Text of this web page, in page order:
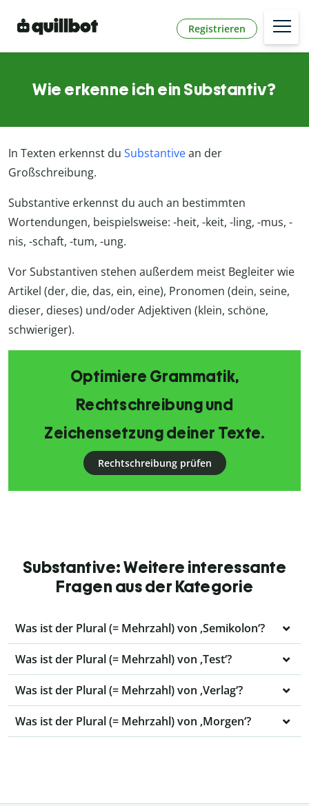
Registrieren
Wie erkenne ich ein Substantiv?
In Texten erkennst du Substantivean der
Großschreibung.
Substantive erkennst du auch an bestimmten
Wortendungen, beispielsweise: -heit, -keit, -ling, -mus, -
nis, -schaft, -tum, -ung.
Vor Substantiven stehen außerdem meist Begleiter wie
Artikel (der, die, das, ein, eine), Pronomen (dein, seine,
dieser, dieses) und/oder Adjektiven (klein, schöne,
schwieriger).
Optimiere Grammatik,
Rechtschreibung und
Zeichensetzung deiner Texte.
Rechtschreibung prüfen
Substantive: Weitere interessante
Fragen aus der Kategorie
Was ist der Plural (= Mehrzahl) von ‚Semikolon‘?
Was ist der Plural (= Mehrzahl) von ‚Test‘?
Was ist der Plural (= Mehrzahl) von ‚Verlag‘?
Was ist der Plural (= Mehrzahl) von ‚Morgen‘?